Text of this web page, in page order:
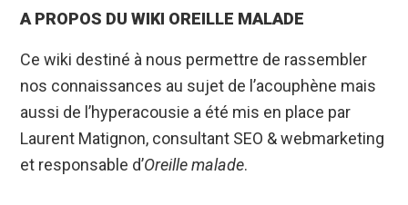
A PROPOS DU WIKI OREILLE MALADE
Ce wiki destiné à nous permettre de rassembler
nos connaissances au sujet de l’acouphène mais
aussi de l’hyperacousie a été mis en place par
Laurent Matignon, consultant SEO & webmarketing
et responsable d’Oreille malade.